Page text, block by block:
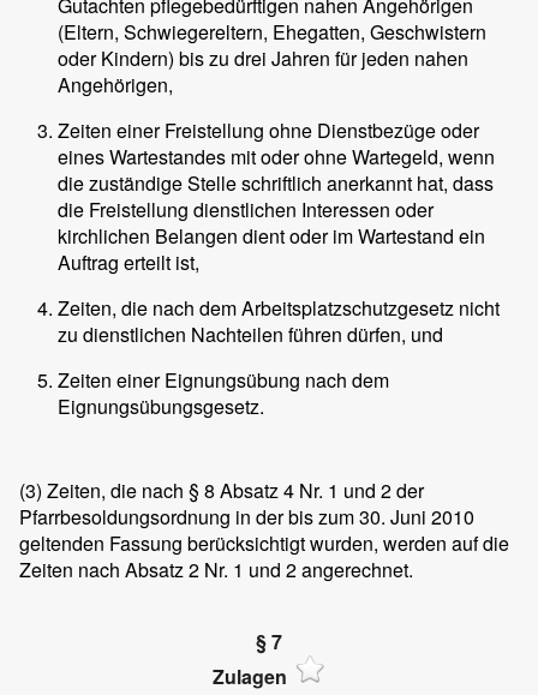
(Eltern, Schwiegereltern, Ehegatten, Geschwistern
oder Kindern) bis zu drei Jahren für jeden nahen
Angehörigen,
Zeiten einer Freistellung ohne Dienstbezüge oder
eines Wartestandes mit oder ohne Wartegeld, wenn
die zuständige Stelle schriftlich anerkannt hat, dass
die Freistellung dienstlichen Interessen oder
kirchlichen Belangen dient oder im Wartestand ein
Auftrag erteilt ist,
Zeiten, die nach dem Arbeitsplatzschutzgesetz nicht
zu dienstlichen Nachteilen führen dürfen, und
Zeiten einer Eignungsübung nach dem
Eignungsübungsgesetz.
(3) Zeiten, die nach § 8 Absatz 4 Nr. 1 und 2 der
Pfarrbesoldungsordnung in der bis zum 30. Juni 2010
geltenden Fassung berücksichtigt wurden, werden auf die
Zeiten nach Absatz 2 Nr. 1 und 2 angerechnet.
§ 7
Zulagen